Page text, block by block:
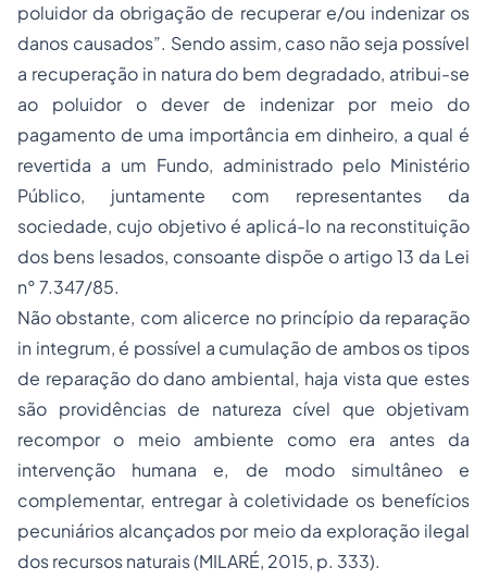
poluidor da obrigação de recuperar e/ou indenizar os
danos causados”. Sendo assim, caso não seja possível
a recuperação in natura do bem degradado, atribui-se
ao poluidor o dever de indenizar por meio do
pagamento de uma importância em dinheiro, a qual é
revertida a um Fundo, administrado pelo Ministério
Público, juntamente com representantes da
sociedade, cujo objetivo é aplicá-lo na reconstituição
dos bens lesados, consoante dispõe o artigo 13 da Lei
n° 7.347/85.
Não obstante, com alicerce no princípio da reparação
in integrum, é possível a cumulação de ambos os tipos
de reparação do dano ambiental, haja vista que estes
são providências de natureza cível que objetivam
recompor o meio ambiente como era antes da
intervenção humana e, de modo simultâneo e
complementar, entregar à coletividade os benefícios
pecuniários alcançados por meio da exploração ilegal
dos recursos naturais (MILARÉ, 2015, p. 333).